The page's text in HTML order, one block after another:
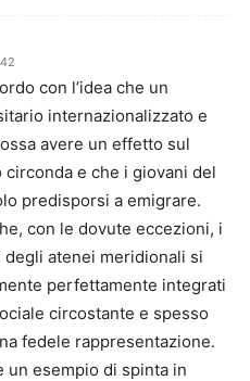
con l’idea che un
internazionalizzato e
avere un effetto sul
e che i giovani del
predisporsi a emigrare.
con le dovute eccezioni, i
atenei meridionali si
perfettamente integrati
circostante e spesso
fedele rappresentazione.
un esempio di spinta in